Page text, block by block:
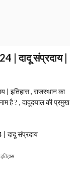
| दादू संप्रदाय |
| इतिहास , राजस्थान का
है ? , दादूदयाल की प्रमुख